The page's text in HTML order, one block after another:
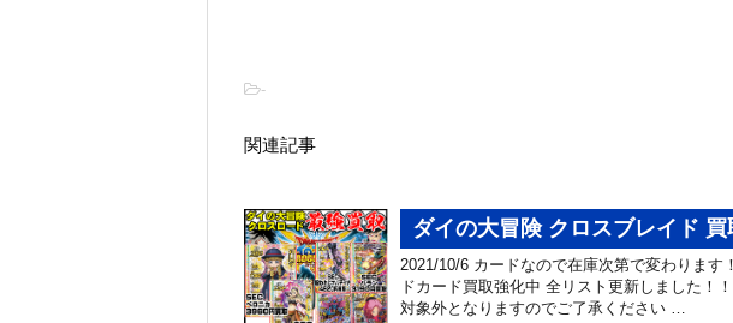
-
関連記事
ダイの大冒険 クロスブレイド 買
2021/10/6 カードなので在庫次第で変わります
ドカード買取強化中 全リスト更新しました！
対象外となりますのでご了承ください …